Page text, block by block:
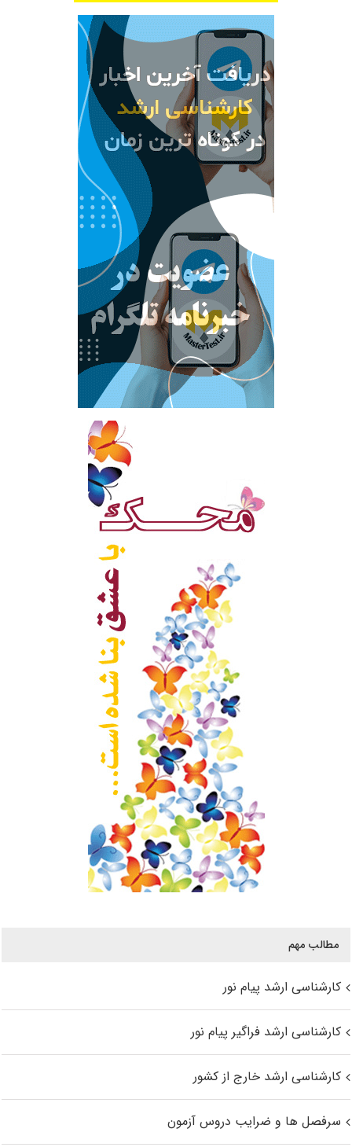
مطالب مهم
کارشناسی ارشد پیام نور
کارشناسی ارشد فراگیر پیام نور
کارشناسی ارشد خارج از کشور
سرفصل ها و ضرایب دروس آزمون